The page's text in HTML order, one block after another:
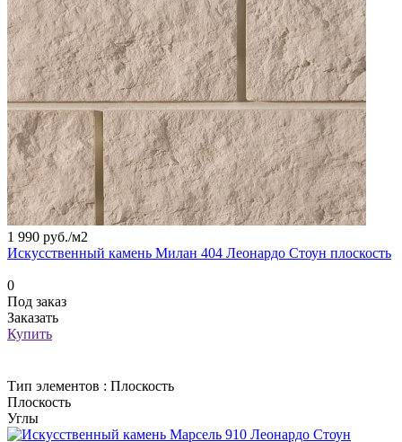
1 990 руб./м2
Искусственный камень Милан 404 Леонардо Стоун плоскость
0
Под заказ
Заказать
Купить
Тип элементов : Плоскость
Плоскость
Углы